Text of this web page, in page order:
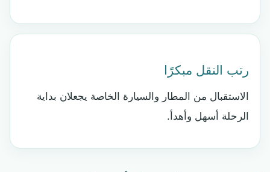
رتب النقل مبكرًا
الاستقبال من المطار والسيارة الخاصة يجعلان بداية
الرحلة أسهل وأهدأ.